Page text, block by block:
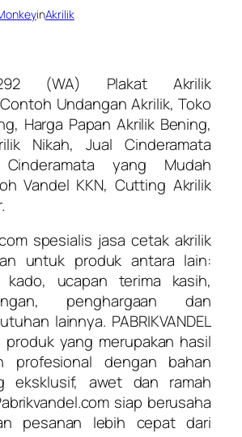
inAkrilik
8292 (WA) Plakat Akrilik
Undangan Akrilik, Toko
Harga Papan Akrilik Bening,
Nikah, Jual Cinderamata
Cinderamata yang Mudah
Vandel KKN, Cutting Akrilik
spesialis jasa cetak akrilik
untuk produk antara lain:
kado, ucapan terima kasih,
penghargaan dan
lainnya. PABRIKVANDEL
produk yang merupakan hasil
profesional dengan bahan
eksklusif, awet dan ramah
siap berusaha
pesanan lebih cepat dari